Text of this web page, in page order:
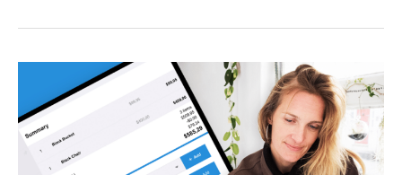
λειτουργικότητα
εκπτώσεων
και
ενημερώσεις